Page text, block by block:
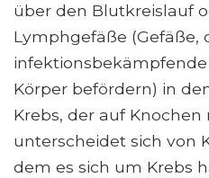
über den Blutkreislauf
Lymphgefäße (Gefäße,
Körper befördern) in
Krebs, der auf Knochen
unterscheidet sich von
dem es sich um Krebs